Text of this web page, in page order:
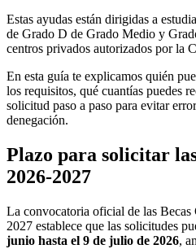
Estas ayudas están dirigidas a
de Grado D de Grado Medio y
centros privados autorizados por la
En esta guía te explicamos quién
los requisitos, qué cuantías puedes
solicitud paso a paso para evitar
denegación.
Plazo para solicitar
2026-2027
La convocatoria oficial de las
2027 establece que las solicitudes
junio hasta el 9 de julio de 2026,